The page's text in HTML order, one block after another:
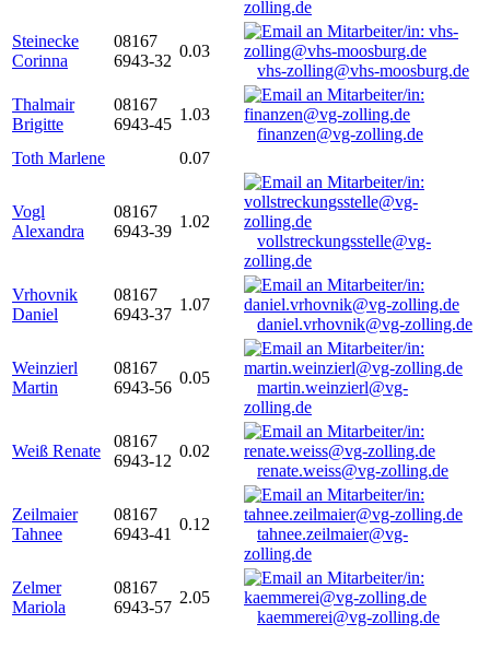
zolling.de
Steinecke
Corinna
08167
6943-32
0.03
vhs-zolling@vhs-moosburg.de
Thalmair
Brigitte
08167
6943-45
1.03
finanzen@vg-zolling.de
Toth Marlene
0.07
Vogl
Alexandra
08167
6943-39
1.02
vollstreckungsstelle@vg-
zolling.de
Vrhovnik
Daniel
08167
6943-37
1.07
daniel.vrhovnik@vg-zolling.de
Weinzierl
Martin
08167
6943-56
0.05
martin.weinzierl@vg-
zolling.de
Weiß Renate
08167
6943-12
0.02
renate.weiss@vg-zolling.de
Zeilmaier
Tahnee
08167
6943-41
0.12
tahnee.zeilmaier@vg-
zolling.de
Zelmer
Mariola
08167
6943-57
2.05
kaemmerei@vg-zolling.de